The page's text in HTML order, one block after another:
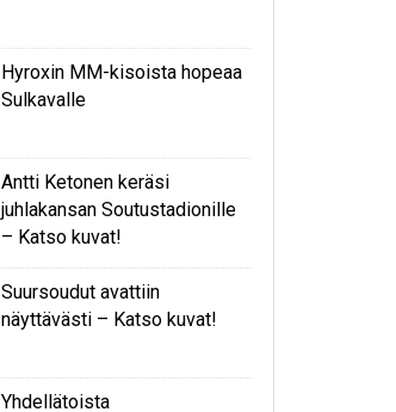
Hyroxin MM-kisoista hopeaa
Sulkavalle
Antti Ketonen keräsi
juhlakansan Soutustadionille
– Katso kuvat!
Suursoudut avattiin
näyttävästi – Katso kuvat!
Yhdellätoista